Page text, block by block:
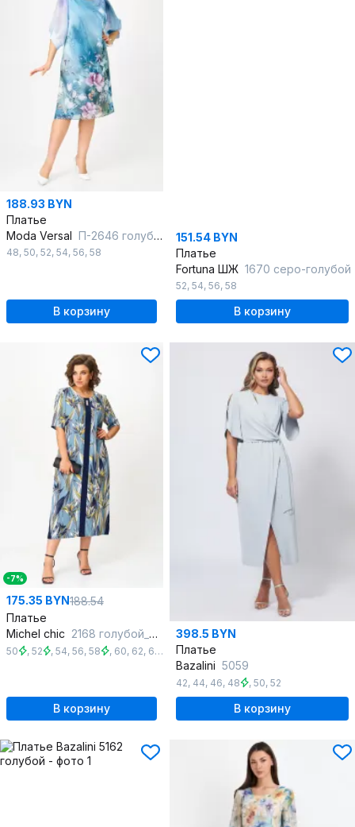
188.93 BYN
Платье
Moda Versal П-2646 голубой
48, 50, 52, 54, 56, 58
В корзину
151.54 BYN
Платье
Fortuna ШЖ 1670 серо-голубой
52, 54, 56, 58
В корзину
-7%
175.35 BYN188.54
Платье
Michel chic 2168 голубой_цветы
50 , 52 , 54, 56, 58 , 60, 62, 64 66
В корзину
398.5 BYN
Платье
Bazalini 5059
42, 44, 46, 48 , 50, 52
В корзину